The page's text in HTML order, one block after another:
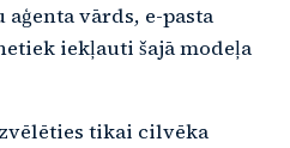
vārds, e-pasta
iekļauti šajā modeļa
tikai cilvēka